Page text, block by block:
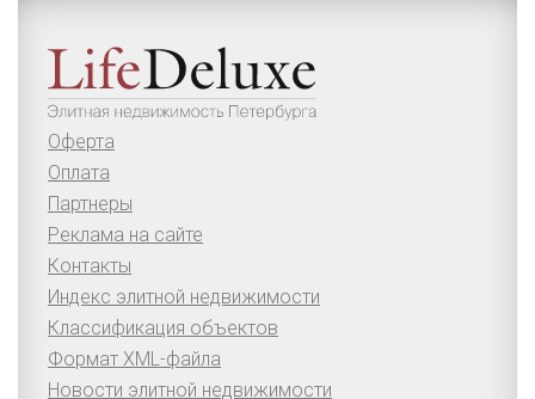
Оферта
Оплата
Партнеры
Реклама на сайте
Контакты
Индекс элитной недвижимости
Классификация объектов
Формат XML-файла
Новости элитной недвижимости